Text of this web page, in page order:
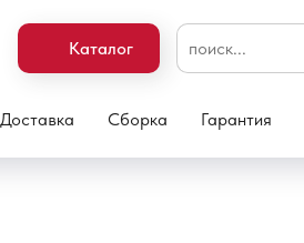
Каталог
Доставка Сборка Гарантия